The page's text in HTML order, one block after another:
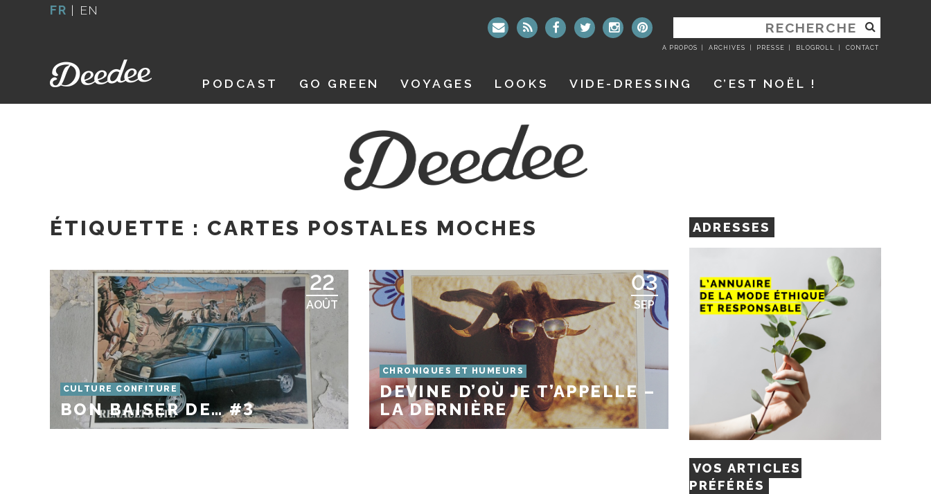
FR | EN
RECHERCHER
:
A PROPOS ARCHIVES PRESSE BLOGROLL CONTACT
PODCAST GO GREEN VOYAGES LOOKS VIDE-DRESSING C’EST NOËL !
ÉTIQUETTE : CARTES POSTALES MOCHES
22
AOÛT
CULTURE CONFITURE
BON BAISER DE… #3
03
SEP
CHRONIQUES ET HUMEURS
DEVINE D’OÙ JE T’APPELLE –
LA DERNIÈRE
ADRESSES
VOS ARTICLES
PRÉFÉRÉS